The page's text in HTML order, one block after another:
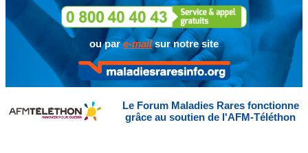
ou pare-mailsur notre site
Le Forum Maladies Rares fonctionne
grâce au soutien de l'AFM-Téléthon